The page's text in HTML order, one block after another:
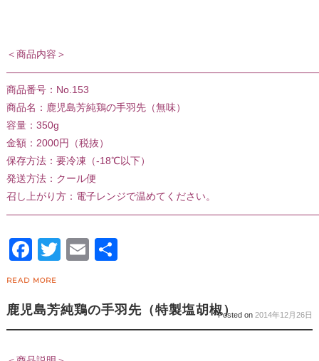
＜商品内容＞
商品番号：No.153
商品名：鹿児島芳純鶏の手羽先（無味）
容量：350g
金額：2000円（税抜）
保存方法：要冷凍（-18℃以下）
発送方法：クール便
召し上がり方：電子レンジで温めてください。
Facebook
TwitterEmail
READ MORE
鹿児島芳純鶏の手羽先（特製塩胡椒）Posted on2014年12月26日